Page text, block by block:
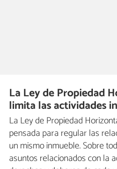
La Ley de Propiedad
limita las actividades
La Ley de Propiedad
pensada para regular las
un mismo inmueble. Sobre
asuntos relacionados con la